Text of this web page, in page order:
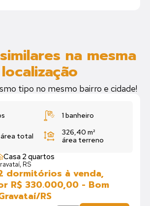
na mesma
localização
tipo no mesmo bairro e cidade!
1 banheiro
área total
326,40 m²
área terreno
Casa 2 quartos
RS
dormitórios à venda,
R$ 330.000,00 - Bom
RS